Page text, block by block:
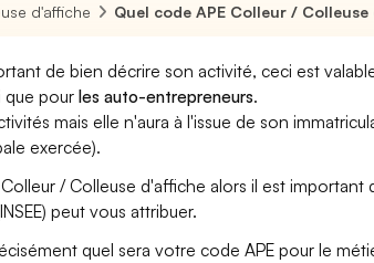
d'affiche Quel code APE Colleur / Colleuse
de bien décrire son activité, ceci est
que pourles auto-entrepreneurs.
mais elle n'aura à l'issue de son
exercée).
/ Colleuse d'affiche alors il est important
peut vous attribuer.
quel sera votre code APE pour le